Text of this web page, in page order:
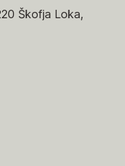
Škofja Loka,